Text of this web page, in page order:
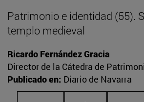
Patrimonio e identidad (55).
templo medieval
Ricardo Fernández Gracia
Director de la Cátedra de
Publicado en: Diario de Navarra